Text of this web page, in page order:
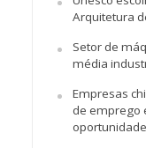
Arquitetura
Setor de
média
Empresas
de emprego